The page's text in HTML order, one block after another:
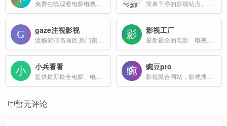
gaze注视影视 影视工厂
小兵看看 豌豆pro
暂无评论